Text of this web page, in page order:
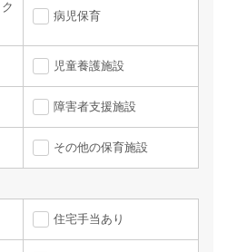
病児保育
児童養護施設
障害者支援施設
その他の保育施設
住宅手当あり